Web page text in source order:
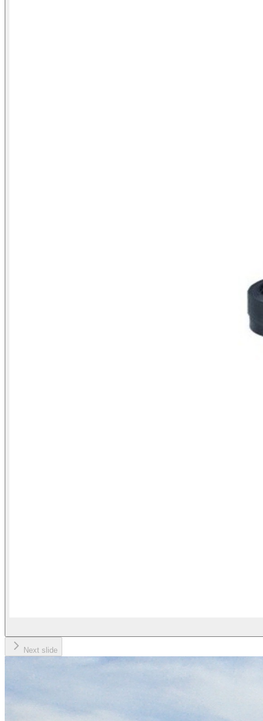
Next slide